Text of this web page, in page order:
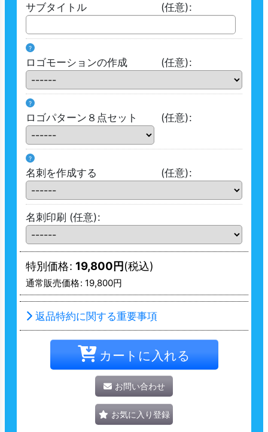
サブタイトル (任意):
?
ロゴモーションの作成 (任意):
?
ロゴパターン８点セット (任意):
?
名刺を作成する (任意):
名刺印刷 (任意):
特別価格: 19,800円(税込)
通常販売価格: 19,800円
返品特約に関する重要事項
カートに入れる
お問い合わせ
お気に入り登録